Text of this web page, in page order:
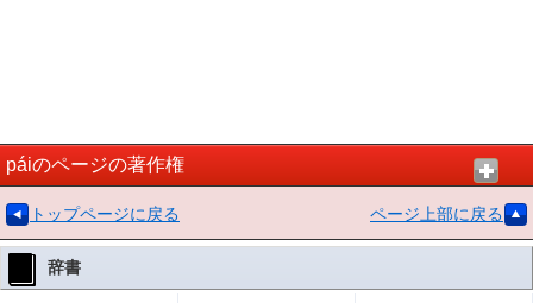
páiのページの著作権
トップページに戻る ページ上部に戻る
辞書